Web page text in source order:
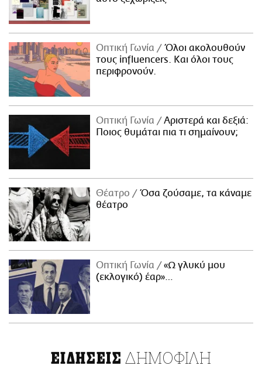
Οπτική Γωνία
Όλοι ακολουθούν
τους influencers. Και όλοι τους
περιφρονούν.
Οπτική Γωνία
Αριστερά και δεξιά:
Ποιος θυμάται πια τι σημαίνουν;
Θέατρο
Όσα ζούσαμε, τα κάναμε
θέατρο
Οπτική Γωνία
«Ω γλυκύ μου
(εκλογικό) έαρ»…
ΕΙΔΗΣΕΙΣ ΔΗΜΟΦΙΛΗ